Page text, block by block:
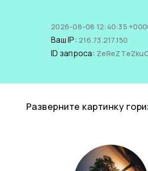
2026-08-08 12:40:35
Ваш IP: 216.73.217.150
ID запроса:
Разверните картинку